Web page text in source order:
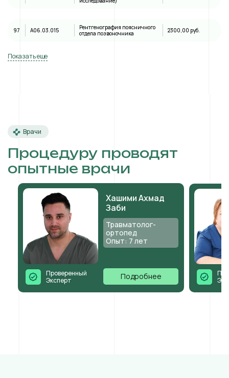
97 A06.03.015
Рентгенография поясничного
отдела позвоночника
2300,00 руб.
Показать еще
Врачи
Процедуру проводят
опытные врачи
Проверенный
Эксперт
Хашими Ахмад
Заби
Травматолог-
ортопед
Опыт: 7 лет
Подробнее